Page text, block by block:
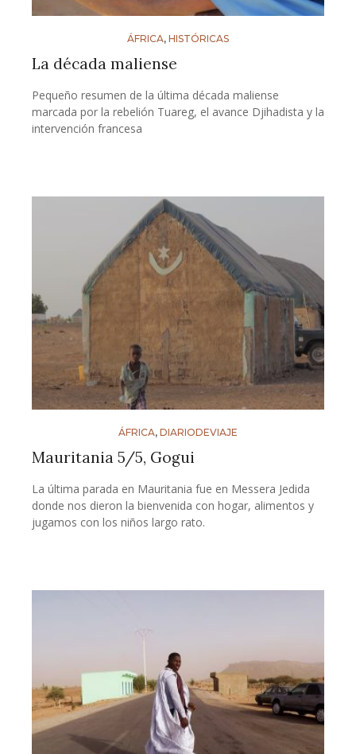
ÁFRICA, HISTÓRICAS
La década maliense
Pequeño resumen de la última década maliense
marcada por la rebelión Tuareg, el avance Djihadista y la
intervención francesa
ÁFRICA, DIARIODEVIAJE
Mauritania 5/5, Gogui
La última parada en Mauritania fue en Messera Jedida
donde nos dieron la bienvenida con hogar, alimentos y
jugamos con los niños largo rato.